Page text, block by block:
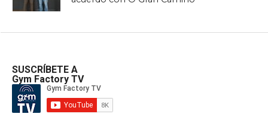
SUSCRÍBETE A
Gym Factory TV